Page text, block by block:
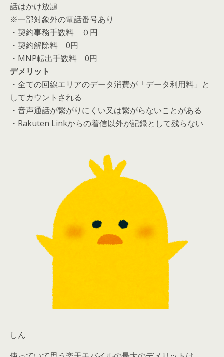
話はかけ放題
※一部対象外の電話番号あり
・契約事務手数料 ０円
・契約解除料 0円
・MNP転出手数料 0円
デメリット
・全ての回線エリアのデータ消費が「データ利用料」と
してカウントされる
・音声通話が繋がりにくい又は繋がらないことがある
・Rakuten Linkからの着信以外が記録として残らない
しん